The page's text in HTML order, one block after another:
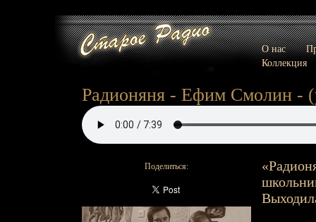
О нас
Коллекция
Радионяня - Ефим Смолин -
Поделиться: